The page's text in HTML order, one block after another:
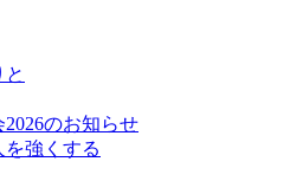
のお知らせ
強くする